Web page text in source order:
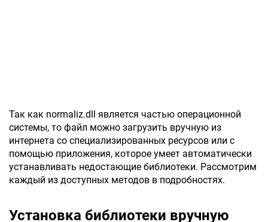
Так как normaliz.dll является частью операционной
системы, то файл можно загрузить вручную из
интернета со специализированных ресурсов или с
помощью приложения, которое умеет автоматически
устанавливать недостающие библиотеки. Рассмотрим
каждый из доступных методов в подробностях.
Установка библиотеки вручную